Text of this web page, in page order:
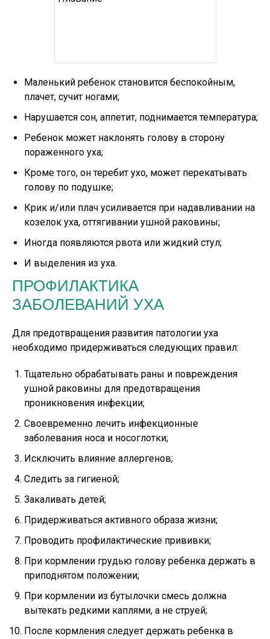
Маленький ребенок становится беспокойным,
плачет, сучит ногами;
Нарушается сон, аппетит, поднимается температура;
Ребенок может наклонять голову в сторону
пораженного уха;
Кроме того, он теребит ухо, может перекатывать
голову по подушке;
Крик и/или плач усиливается при надавливании на
козелок уха, оттягивании ушной раковины;
Иногда появляются рвота или жидкий стул;
И выделения из уха.
ПРОФИЛАКТИКА
ЗАБОЛЕВАНИЙ УХА
Для предотвращения развития патологии уха
необходимо придерживаться следующих правил:
Тщательно обрабатывать раны и повреждения
ушной раковины для предотвращения
проникновения инфекции;
Своевременно лечить инфекционные
заболевания носа и носоглотки;
Исключить влияние аллергенов;
Следить за гигиеной;
Закаливать детей;
Придерживаться активного образа жизни;
Проводить профилактические прививки;
При кормлении грудью голову ребенка держать в
приподнятом положении;
При кормлении из бутылочки смесь должна
вытекать редкими каплями, а не струей;
После кормления следует держать ребенка в